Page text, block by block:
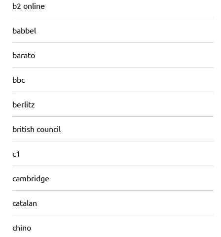
b2 online
babbel
barato
bbc
berlitz
british council
c1
cambridge
catalan
chino